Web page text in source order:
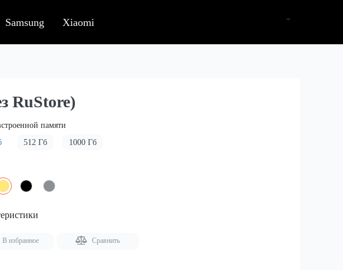
Samsung Xiaomi
RuStore)
памяти
512 Гб 1000 Гб
В избранное Сравнить